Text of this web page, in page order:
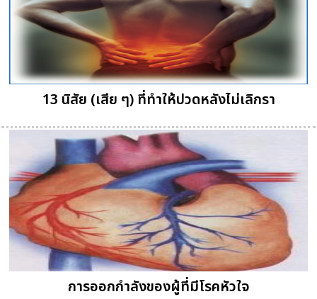
13 นิสัย (เสีย ๆ) ที่ทำให้ปวดหลังไม่เลิกรา
การออกกำลังของผู้ที่มีโรคหัวใจ